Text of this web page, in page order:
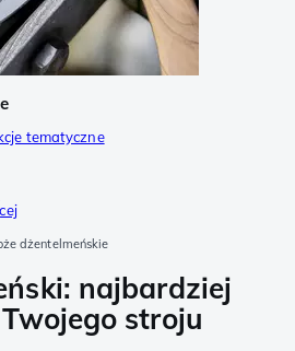
tematyczne
dżentelmeńskie
najbardziej
stroju